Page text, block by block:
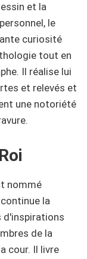
et la
le
curiosité
tout en
Il réalise lui
et relevés et
une notoriété
nommé
la
d'inspirations
de la
cour. Il livre